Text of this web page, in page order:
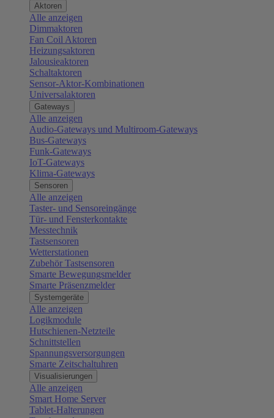
Aktoren
Alle anzeigen
Dimmaktoren
Fan Coil Aktoren
Heizungsaktoren
Jalousieaktoren
Schaltaktoren
Sensor-Aktor-Kombinationen
Universalaktoren
Gateways
Alle anzeigen
Audio-Gateways und Multiroom-Gateways
Bus-Gateways
Funk-Gateways
IoT-Gateways
Klima-Gateways
Sensoren
Alle anzeigen
Taster- und Sensoreingänge
Tür- und Fensterkontakte
Messtechnik
Tastsensoren
Wetterstationen
Zubehör Tastsensoren
Smarte Bewegungsmelder
Smarte Präsenzmelder
Systemgeräte
Alle anzeigen
Logikmodule
Hutschienen-Netzteile
Schnittstellen
Spannungsversorgungen
Smarte Zeitschaltuhren
Visualisierungen
Alle anzeigen
Smart Home Server
Tablet-Halterungen